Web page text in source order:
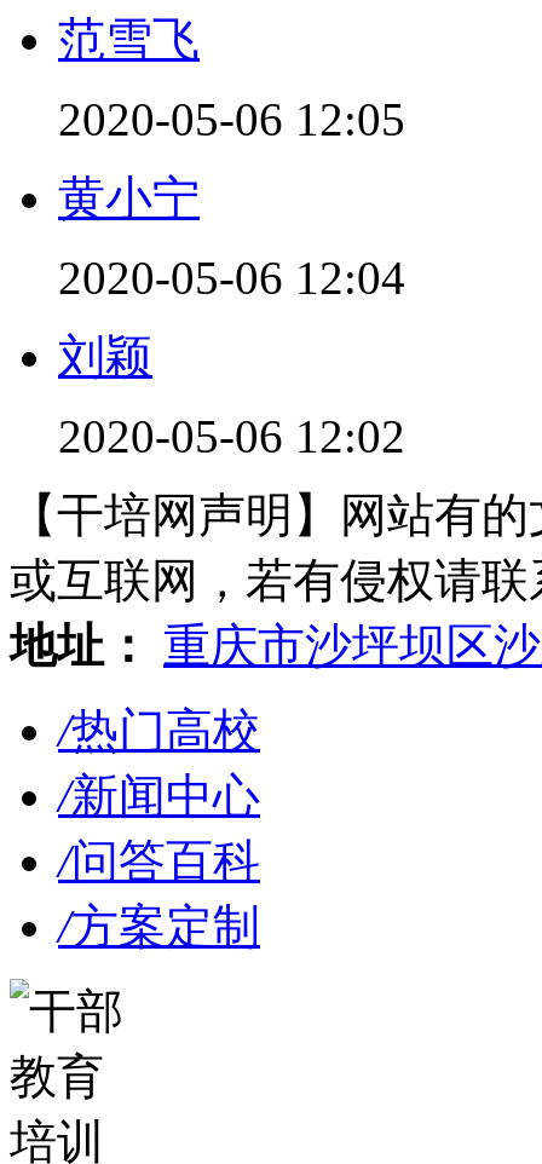
范雪飞
2020-05-06 12:05
黄小宁
2020-05-06 12:04
刘颖
2020-05-06 12:02
【干培网声明】网站有
或互联网，若有侵权请联
地址：
重庆市沙坪坝区
/热门高校
/新闻中心
/问答百科
/方案定制